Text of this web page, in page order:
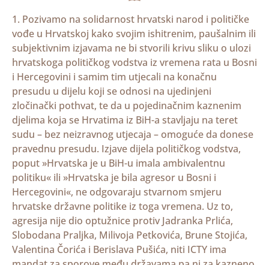
1. Pozivamo na solidarnost hrvatski narod i političke
vođe u Hrvatskoj kako svojim ishitrenim, paušalnim ili
subjektivnim izjavama ne bi stvorili krivu sliku o ulozi
hrvatskoga političkog vodstva iz vremena rata u Bosni
i Hercegovini i samim tim utjecali na konačnu
presudu u dijelu koji se odnosi na ujedinjeni
zločinački pothvat, te da u pojedinačnim kaznenim
djelima koja se Hrvatima iz BiH-a stavljaju na teret
sudu – bez neizravnog utjecaja – omoguće da donese
pravednu presudu. Izjave dijela političkog vodstva,
poput »Hrvatska je u BiH-u imala ambivalentnu
politiku« ili »Hrvatska je bila agresor u Bosni i
Hercegovini«, ne odgovaraju stvarnom smjeru
hrvatske državne politike iz toga vremena. Uz to,
agresija nije dio optužnice protiv Jadranka Prlića,
Slobodana Praljka, Milivoja Petkovića, Brune Stojića,
Valentina Čorića i Berislava Pušića, niti ICTY ima